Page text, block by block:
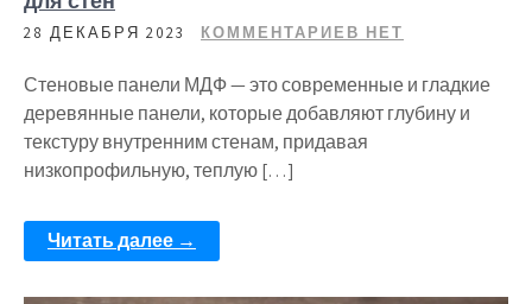
28 ДЕКАБРЯ 2023 КОММЕНТАРИЕВ НЕТ
Стеновые панели МДФ — это современные и гладкие
деревянные панели, которые добавляют глубину и
текстуру внутренним стенам, придавая
низкопрофильную, теплую […]
Читать далее →